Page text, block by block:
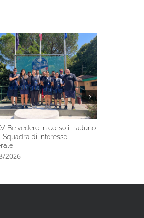
Belvedere in corso il raduno
Squadra di Interesse
2026